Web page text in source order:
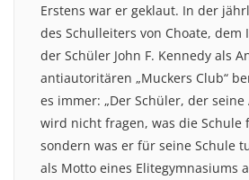
Erstens war er geklaut. In der
des Schulleiters von Choate,
der Schüler John F. Kennedy als
antiautoritären „Muckers Club“
es immer: „Der Schüler, der
wird nicht fragen, was die Schule
sondern was er für seine Schule
als Motto eines Elitegymnasiums